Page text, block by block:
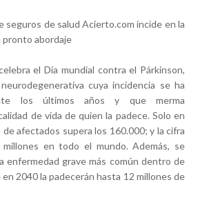
seguros de salud Acierto.com incide en la
pronto abordaje
el Día mundial contra el Párkinson,
cuya incidencia se ha
los últimos años y que merma
de vida de quien la padece. Solo en
de afectados supera los 160.000; y la cifra
en todo el mundo. Además, se
enfermedad grave más común dentro de
2040 la padecerán hasta 12 millones de